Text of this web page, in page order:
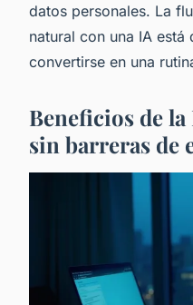
datos personales. La
natural con una IA
convertirse en una
Beneficios de
sin barreras de